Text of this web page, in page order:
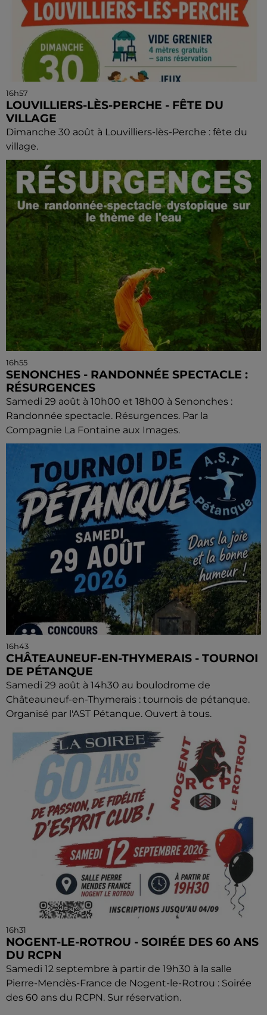
16h57
LOUVILLIERS-LÈS-PERCHE - FÊTE DU
VILLAGE
Dimanche 30 août à Louvilliers-lès-Perche : fête du
village.
16h55
SENONCHES - RANDONNÉE SPECTACLE :
RÉSURGENCES
Samedi 29 août à 10h00 et 18h00 à Senonches :
Randonnée spectacle. Résurgences. Par la
Compagnie La Fontaine aux Images.
16h43
CHÂTEAUNEUF-EN-THYMERAIS - TOURNOI
DE PÉTANQUE
Samedi 29 août à 14h30 au boulodrome de
Châteauneuf-en-Thymerais : tournois de pétanque.
Organisé par l'AST Pétanque. Ouvert à tous.
16h31
NOGENT-LE-ROTROU - SOIRÉE DES 60 ANS
DU RCPN
Samedi 12 septembre à partir de 19h30 à la salle
Pierre-Mendès-France de Nogent-le-Rotrou : Soirée
des 60 ans du RCPN. Sur réservation.